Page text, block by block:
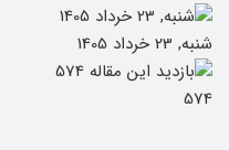
شنبه, 23 خرداد 1405
574